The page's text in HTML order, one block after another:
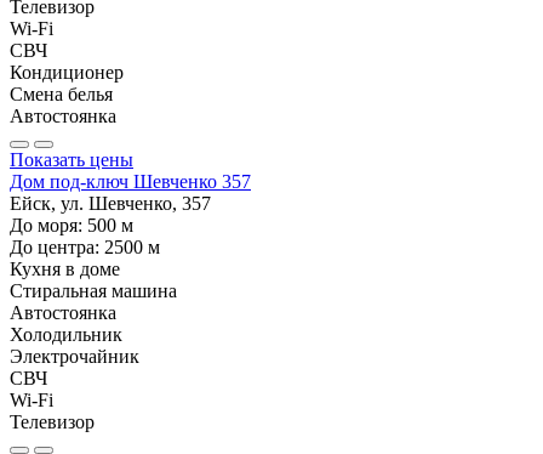
Телевизор
Wi-Fi
СВЧ
Кондиционер
Смена белья
Автостоянка
Показать цены
Дом под-ключ Шевченко 357
Ейск, ул. Шевченко, 357
До моря: 500 м
До центра: 2500 м
Кухня в доме
Стиральная машина
Автостоянка
Холодильник
Электрочайник
СВЧ
Wi-Fi
Телевизор